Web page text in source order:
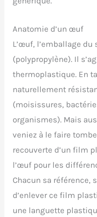
Anatomie d’un œuf
L’œuf, l’emballage du
(polypropylène). Il
thermoplastique. En
naturellement
(moisissures,
organismes). Mais
veniez à le faire
recouverte d’un film
l’œuf pour les
Chacun sa référence,
d’enlever ce film
une languette